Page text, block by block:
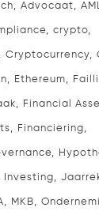
Advocaat
crypto
Cryptocurrency
Ethereum
Financial
Financiering
Investing
MKB